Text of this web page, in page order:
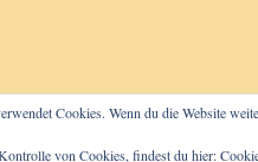
Cookies. Wenn du die Website
von Cookies, findest du hier: